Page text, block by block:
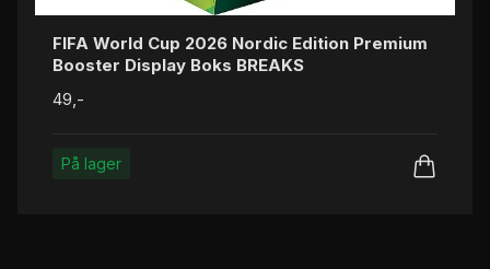
FIFA World Cup 2026 Nordic Edition Premium
Booster Display Boks BREAKS
49,-
På lager